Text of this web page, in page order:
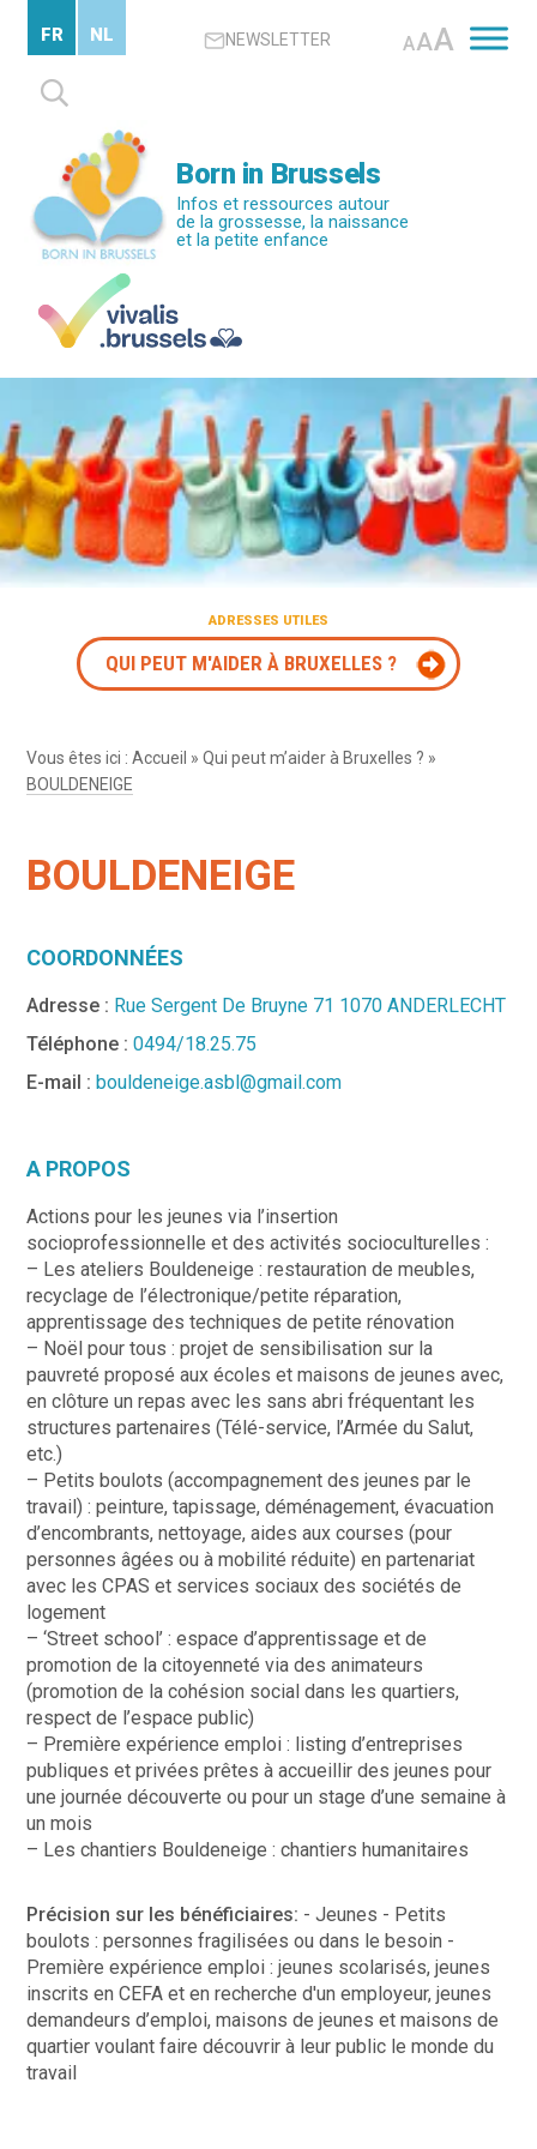
contenu
principal
NEWSLETTER AAA
Rechercher :
FR NL
Born in Brussels
Infos et ressources autour
de la grossesse, la naissance
et la petite enfance
ADRESSES UTILES
QUI PEUT M'AIDER À BRUXELLES ?
Vous êtes ici :Accueil »Qui peut m’aider à Bruxelles ? »
BOULDENEIGE
BOULDENEIGE
COORDONNÉES
Adresse : Rue Sergent De Bruyne 71 1070 ANDERLECHT
Téléphone :0494/18.25.75
E-mail : bouldeneige.asbl@gmail.com
A PROPOS
Actions pour les jeunes via l’insertion
socioprofessionnelle et des activités socioculturelles :
– Les ateliers Bouldeneige : restauration de meubles,
recyclage de l’électronique/petite réparation,
apprentissage des techniques de petite rénovation
– Noël pour tous : projet de sensibilisation sur la
pauvreté proposé aux écoles et maisons de jeunes avec,
en clôture un repas avec les sans abri fréquentant les
structures partenaires (Télé-service, l’Armée du Salut,
etc.)
– Petits boulots (accompagnement des jeunes par le
travail) : peinture, tapissage, déménagement, évacuation
d’encombrants, nettoyage, aides aux courses (pour
personnes âgées ou à mobilité réduite) en partenariat
avec les CPAS et services sociaux des sociétés de
logement
– ‘Street school’ : espace d’apprentissage et de
promotion de la citoyenneté via des animateurs
(promotion de la cohésion social dans les quartiers,
respect de l’espace public)
– Première expérience emploi : listing d’entreprises
publiques et privées prêtes à accueillir des jeunes pour
une journée découverte ou pour un stage d’une semaine à
un mois
– Les chantiers Bouldeneige : chantiers humanitaires
Précision sur les bénéficiaires: - Jeunes - Petits
boulots : personnes fragilisées ou dans le besoin -
Première expérience emploi : jeunes scolarisés, jeunes
inscrits en CEFA et en recherche d'un employeur, jeunes
demandeurs d’emploi, maisons de jeunes et maisons de
quartier voulant faire découvrir à leur public le monde du
travail